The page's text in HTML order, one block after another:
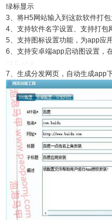
绿标显示
3、将H5网站输入到这款软件打
4、支持软件名字设置、支持打包
5、支持图标设置功能，为app应
6、支持安卓端app启动图设置，
7、生成分发网页，自动生成app